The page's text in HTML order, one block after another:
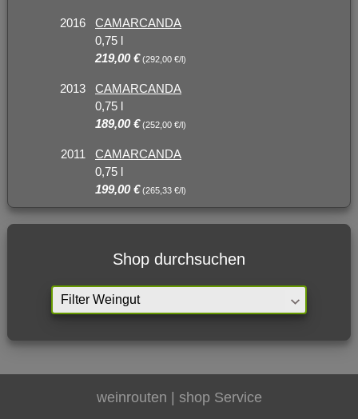
2016
CAMARCANDA
0,75 l
219,00 €(292,00 €/l)
2013
CAMARCANDA
0,75 l
189,00 €(252,00 €/l)
2011
CAMARCANDA
0,75 l
199,00 €(265,33 €/l)
Shop durchsuchen
weinrouten | shop Service